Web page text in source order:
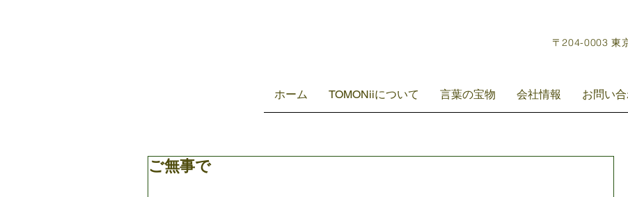
〒204-0003 東
ホーム TOMONiiについて 言葉の宝物 会社情報 お問い
ご無事で